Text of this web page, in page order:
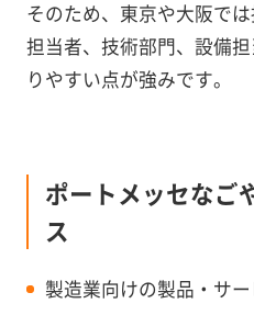
そのため、東京や大阪で
担当者、技術部門、設備
りやすい点が強みです。
ポートメッセなご
ス
製造業向けの製品・サ